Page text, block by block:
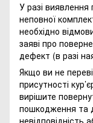
У разі
неповної
необхідно
заяві про
дефект (в разі
Якщо ви не
присутності
вирішите
пошкодження та